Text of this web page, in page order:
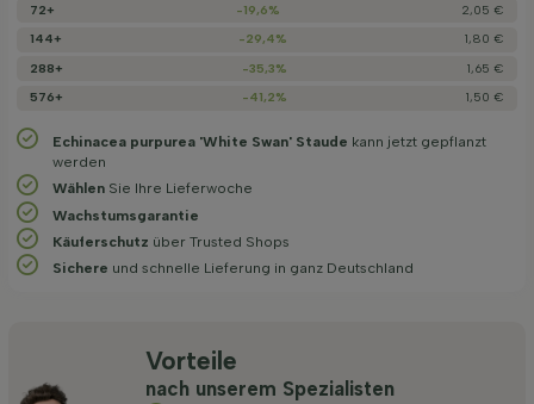
72+
-19,6%
2,05 €
144+
-29,4%
1,80 €
288+
-35,3%
1,65 €
576+
-41,2% 1,50 €
Echinacea purpurea 'White Swan' Staude kann jetzt gepflanzt
werden
Wählen Sie Ihre Lieferwoche
Wachstums­garantie
Käuferschutz über Trusted Shops
Sichere und schnelle Lieferung in ganz Deutschland
Vorteile
nach unserem Spezialisten